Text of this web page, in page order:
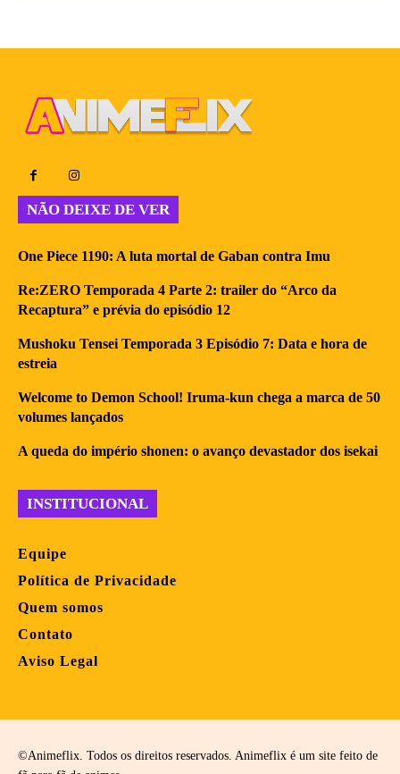
NÃO DEIXE DE VER
One Piece 1190: A luta mortal de Gaban contra Imu
Re:ZERO Temporada 4 Parte 2: trailer do “Arco da
Recaptura” e prévia do episódio 12
Mushoku Tensei Temporada 3 Episódio 7: Data e hora de
estreia
Welcome to Demon School! Iruma-kun chega a marca de 50
volumes lançados
A queda do império shonen: o avanço devastador dos isekai
INSTITUCIONAL
Equipe
Política de Privacidade
Quem somos
Contato
Aviso Legal
©Animeflix. Todos os direitos reservados. Animeflix é um site feito de